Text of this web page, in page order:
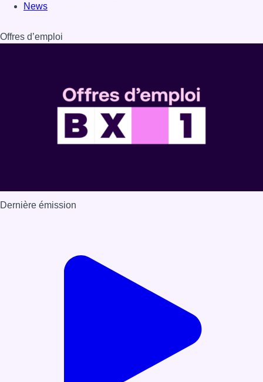
News
Offres d’emploi
Dernière émission